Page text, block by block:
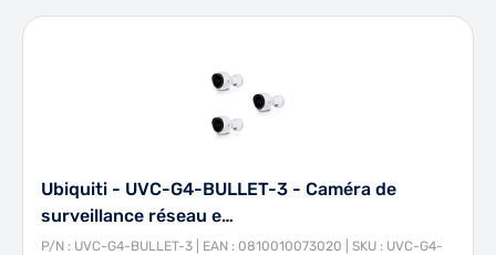
Ubiquiti - UVC-G4-BULLET-3 - Caméra de
surveillance réseau e…
P/N : UVC-G4-BULLET-3 | EAN : 0810010073020 | SKU : UVC-G4-